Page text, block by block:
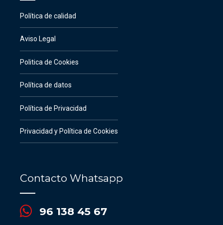
Política de calidad
Aviso Legal
Politica de Cookies
Política de datos
Política de Privacidad
Privacidad y Política de Cookies
Contacto Whatsapp
96 138 45 67